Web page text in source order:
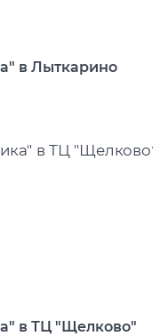
в Лыткарино
в ТЦ "Щелково"